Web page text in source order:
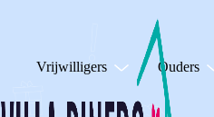
Vrijwilligers Ouders